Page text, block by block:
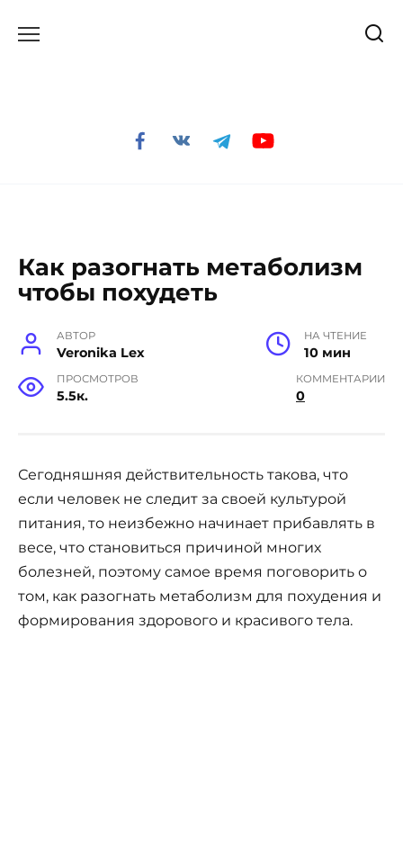
Как разогнать метаболизм
чтобы похудеть
АВТОР
Veronika Lex
НА ЧТЕНИЕ
10 мин
ПРОСМОТРОВ
5.5к.
КОММЕНТАРИИ
0
Сегодняшняя действительность такова, что
если человек не следит за своей культурой
питания, то неизбежно начинает прибавлять в
весе, что становиться причиной многих
болезней, поэтому самое время поговорить о
том, как разогнать метаболизм для похудения и
формирования здорового и красивого тела.